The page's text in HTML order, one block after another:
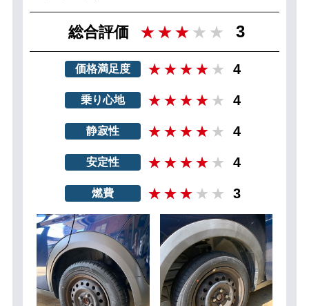
総合評価 3
価格満足度 4
乗り心地 4
静寂性 4
安定性 4
燃費 3